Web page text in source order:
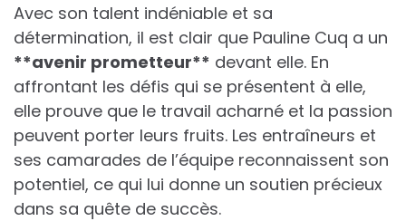
Avec son talent indéniable et sa
détermination, il est clair que Pauline Cuq a un
**avenir prometteur** devant elle. En
affrontant les défis qui se présentent à elle,
elle prouve que le travail acharné et la passion
peuvent porter leurs fruits. Les entraîneurs et
ses camarades de l’équipe reconnaissent son
potentiel, ce qui lui donne un soutien précieux
dans sa quête de succès.